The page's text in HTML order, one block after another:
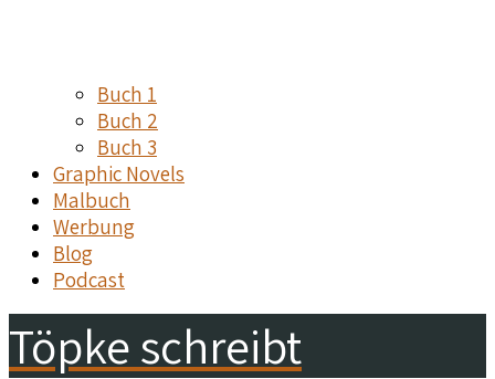
Buch 1
Buch 2
Buch 3
Graphic Novels
Malbuch
Werbung
Blog
Podcast
Töpke schreibt